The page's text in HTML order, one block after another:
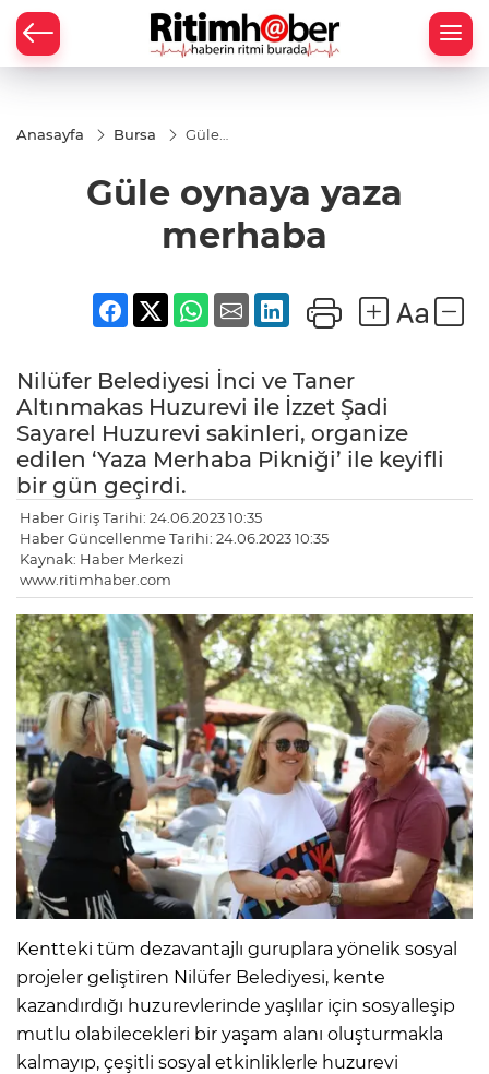
Anasayfa Bursa
Güle
merhaba
Güle oynaya yaza
merhaba
Nilüfer Belediyesi İnci ve Taner
Altınmakas Huzurevi ile İzzet Şadi
Sayarel Huzurevi sakinleri, organize
edilen ‘Yaza Merhaba Pikniği’ ile keyifli
bir gün geçirdi.
Haber Giriş Tarihi: 24.06.2023 10:35
Haber Güncellenme Tarihi: 24.06.2023 10:35
Kaynak: Haber Merkezi
www.ritimhaber.com
Kentteki tüm dezavantajlı guruplara yönelik sosyal
projeler geliştiren Nilüfer Belediyesi, kente
kazandırdığı huzurevlerinde yaşlılar için sosyalleşip
mutlu olabilecekleri bir yaşam alanı oluşturmakla
kalmayıp, çeşitli sosyal etkinliklerle huzurevi